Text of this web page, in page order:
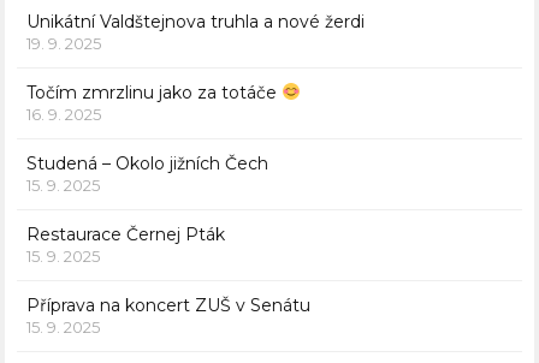
Unikátní Valdštejnova truhla a nové žerdi
19. 9. 2025
Točím zmrzlinu jako za totáče
16. 9. 2025
Studená – Okolo jižních Čech
15. 9. 2025
Restaurace Černej Pták
15. 9. 2025
Příprava na koncert ZUŠ v Senátu
15. 9. 2025